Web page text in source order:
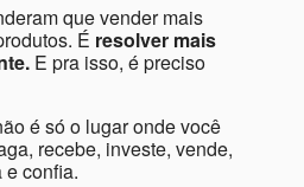
que vender mais
É resolver mais
E pra isso, é preciso
é só o lugar onde você
recebe, investe, vende,
confia.